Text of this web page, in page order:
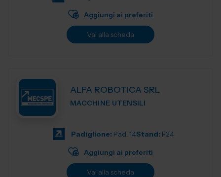
Aggiungi ai preferiti
Vai alla scheda
ALFA ROBOTICA SRL
MACCHINE UTENSILI
Padiglione: Pad. 14Stand: F24
Aggiungi ai preferiti
Vai alla scheda